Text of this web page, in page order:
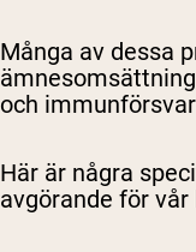
Många av dessa
och
Här är några
avgörande för vår